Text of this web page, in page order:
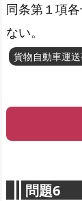
同条第１項
ない。
貨物自動車運
問題6